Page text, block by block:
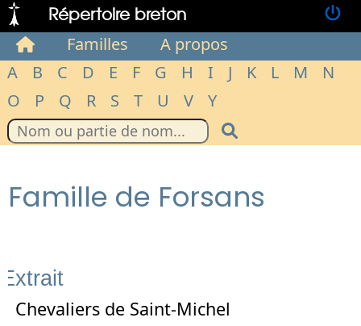
Répertoire breton
Familles
A propos
A
B C D E F G H I J K L M
N
O
P Q R S T U V Y
Famille de Forsans
Extrait
Chevaliers de Saint-Michel